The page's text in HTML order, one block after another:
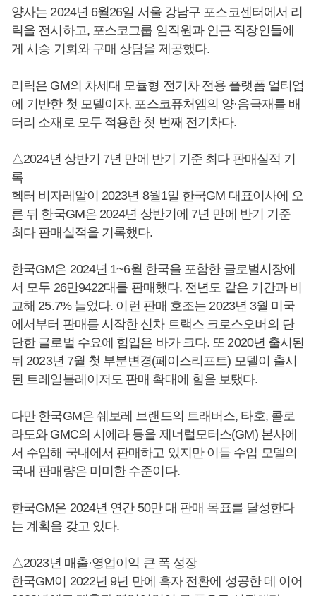
양사는 2024년 6월26일 서울 강남구 포스코센터에서 리
릭을 전시하고, 포스코그룹 임직원과 인근 직장인들에
게 시승 기회와 구매 상담을 제공했다.
리릭은 GM의 차세대 모듈형 전기차 전용 플랫폼 얼티엄
에 기반한 첫 모델이자, 포스코퓨처엠의 양·음극재를 배
터리 소재로 모두 적용한 첫 번째 전기차다.
△2024년 상반기 7년 만에 반기 기준 최다 판매실적 기
록
헥터 비자레알이 2023년 8월1일 한국GM 대표이사에 오
른 뒤 한국GM은 2024년 상반기에 7년 만에 반기 기준
최다 판매실적을 기록했다.
한국GM은 2024년 1~6월 한국을 포함한 글로벌시장에
서 모두 26만9422대를 판매했다. 전년도 같은 기간과 비
교해 25.7% 늘었다. 이런 판매 호조는 2023년 3월 미국
에서부터 판매를 시작한 신차 트랙스 크로스오버의 단
단한 글로벌 수요에 힘입은 바가 크다. 또 2020년 출시된
뒤 2023년 7월 첫 부분변경(페이스리프트) 모델이 출시
된 트레일블레이저도 판매 확대에 힘을 보탰다.
다만 한국GM은 쉐보레 브랜드의 트래버스, 타호, 콜로
라도와 GMC의 시에라 등을 제너럴모터스(GM) 본사에
서 수입해 국내에서 판매하고 있지만 이들 수입 모델의
국내 판매량은 미미한 수준이다.
한국GM은 2024년 연간 50만 대 판매 목표를 달성한다
는 계획을 갖고 있다.
△2023년 매출·영업이익 큰 폭 성장
한국GM이 2022년 9년 만에 흑자 전환에 성공한 데 이어